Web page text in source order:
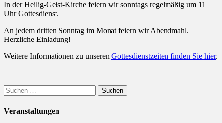
In der Heilig-Geist-Kirche feiern wir sonntags regelmäßig um 11
Uhr Gottesdienst.
An jedem dritten Sonntag im Monat feiern wir Abendmahl.
Herzliche Einladung!
Weitere Informationen zu unseren Gottesdienstzeiten finden Sie hier.
Suchen
nach:
Veranstaltungen